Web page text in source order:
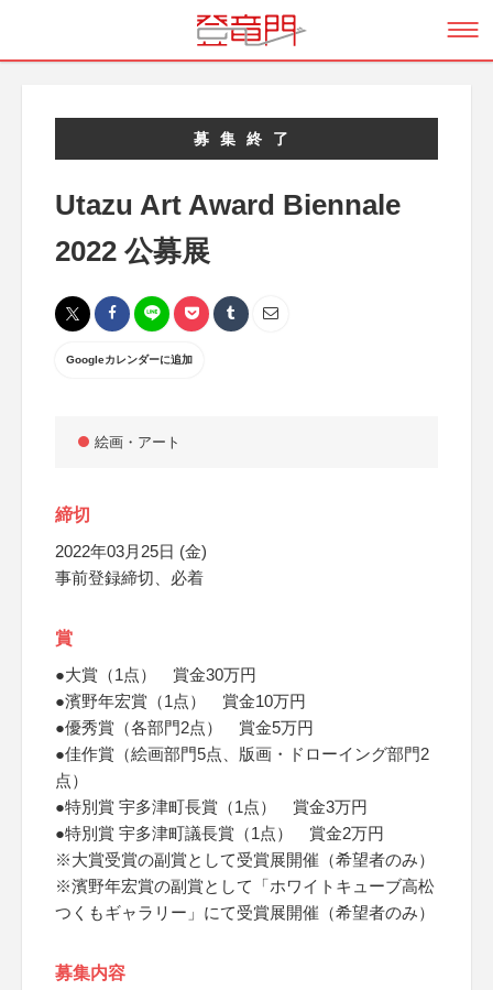
募集終了
Utazu Art Award Biennale
2022 公募展
Googleカレンダーに追加
絵画・アート
締切
2022年03月25日 (金)
事前登録締切、必着
賞
●大賞（1点） 賞金30万円
●濱野年宏賞（1点） 賞金10万円
●優秀賞（各部門2点） 賞金5万円
●佳作賞（絵画部門5点、版画・ドローイング部門2
点）
●特別賞 宇多津町長賞（1点） 賞金3万円
●特別賞 宇多津町議長賞（1点） 賞金2万円
※大賞受賞の副賞として受賞展開催（希望者のみ）
※濱野年宏賞の副賞として「ホワイトキューブ高松
つくもギャラリー」にて受賞展開催（希望者のみ）
募集内容